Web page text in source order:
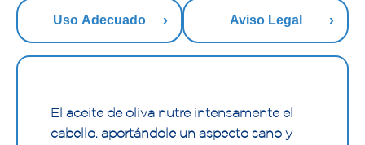
Uso Adecuado Aviso Legal
El aceite de oliva nutre intensamente el
cabello, aportándole un aspecto sano y